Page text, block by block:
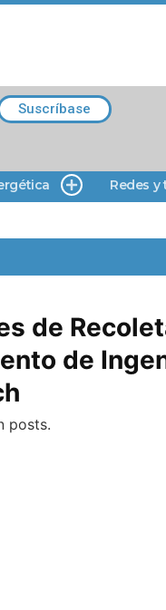
Suscríbase
Redes
de
de
posts.